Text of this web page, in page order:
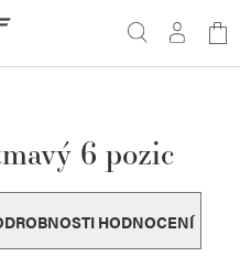
6 pozic
HODNOCENÍ